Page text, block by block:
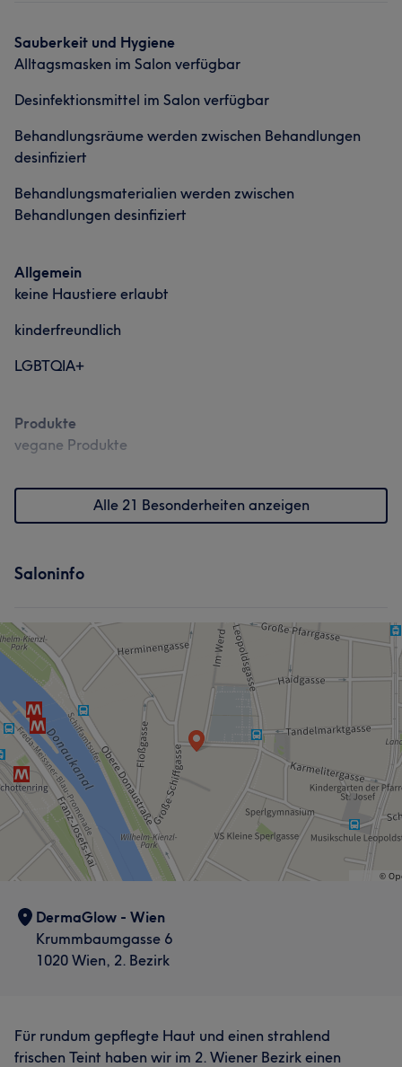
Sauberkeit und Hygiene
Alltagsmasken im Salon verfügbar
Desinfektionsmittel im Salon verfügbar
Behandlungsräume werden zwischen Behandlungen
desinfiziert
Behandlungsmaterialien werden zwischen
Behandlungen desinfiziert
Allgemein
keine Haustiere erlaubt
kinderfreundlich
LGBTQIA+
Produkte
vegane Produkte
Alle 21 Besonderheiten anzeigen
Saloninfo
DermaGlow - Wien
Krummbaumgasse 6
1020 Wien, 2. Bezirk
Für rundum gepflegte Haut und einen strahlend
frischen Teint haben wir im 2. Wiener Bezirk einen